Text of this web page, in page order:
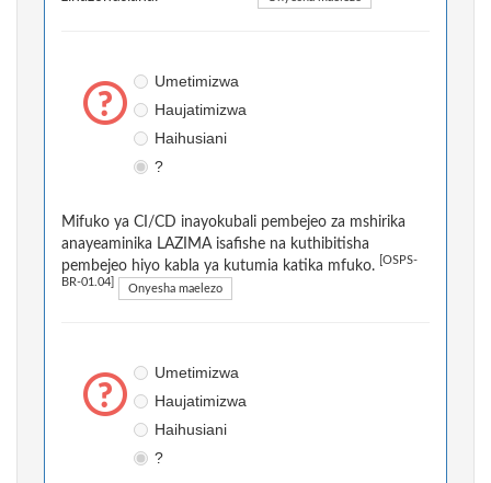
Umetimizwa
Haujatimizwa
Haihusiani
?
Mifuko ya CI/CD inayokubali pembejeo za mshirika
anayeaminika LAZIMA isafishe na kuthibitisha
pembejeo hiyo kabla ya kutumia katika mfuko.
[OSPS-
BR-01.04] Onyesha maelezo
Umetimizwa
Haujatimizwa
Haihusiani
?